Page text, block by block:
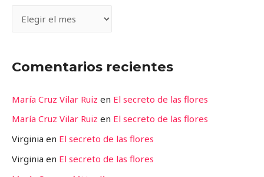
Comentarios recientes
María Cruz Vilar Ruiz en El secreto de las flores
María Cruz Vilar Ruiz en El secreto de las flores
Virginia en El secreto de las flores
Virginia en El secreto de las flores